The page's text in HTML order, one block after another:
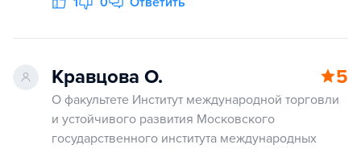
Кравцова О. 5
О факультете Институт международной торговли
и устойчивого развития Московского
государственного института международных